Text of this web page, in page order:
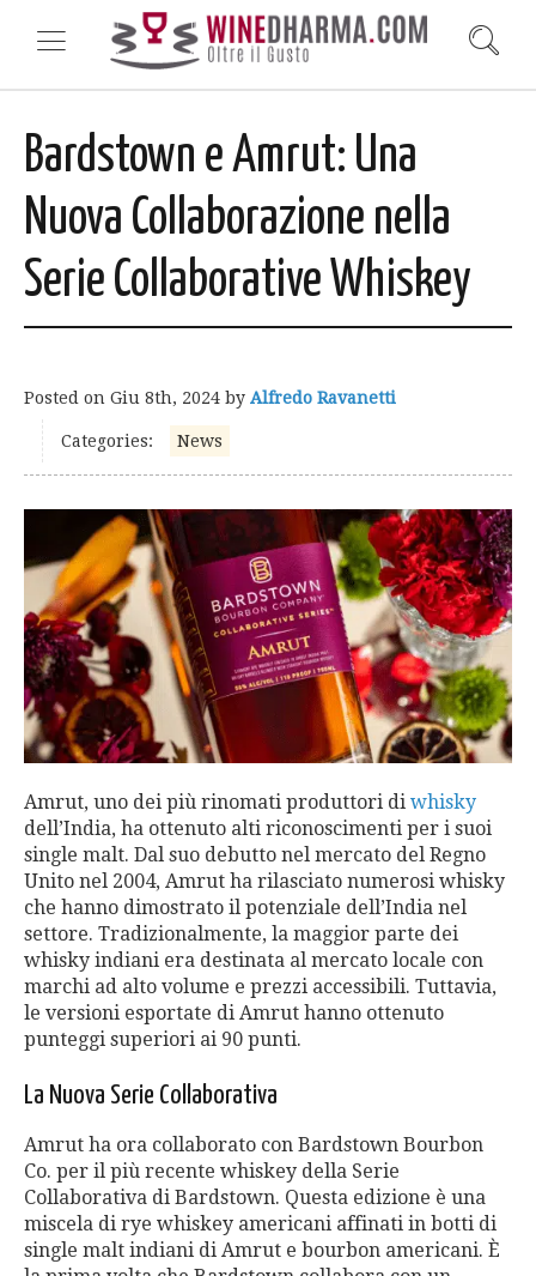
Bardstown e Amrut: Una
Nuova Collaborazione nella
Serie Collaborative Whiskey
Posted on Giu 8th, 2024 by Alfredo Ravanetti
Categories: News
Amrut, uno dei più rinomati produttori di whisky
dell’India, ha ottenuto alti riconoscimenti per i suoi
single malt. Dal suo debutto nel mercato del Regno
Unito nel 2004, Amrut ha rilasciato numerosi whisky
che hanno dimostrato il potenziale dell’India nel
settore. Tradizionalmente, la maggior parte dei
whisky indiani era destinata al mercato locale con
marchi ad alto volume e prezzi accessibili. Tuttavia,
le versioni esportate di Amrut hanno ottenuto
punteggi superiori ai 90 punti.
La Nuova Serie Collaborativa
Amrut ha ora collaborato con Bardstown Bourbon
Co. per il più recente whiskey della Serie
Collaborativa di Bardstown. Questa edizione è una
miscela di rye whiskey americani affinati in botti di
single malt indiani di Amrut e bourbon americani. È